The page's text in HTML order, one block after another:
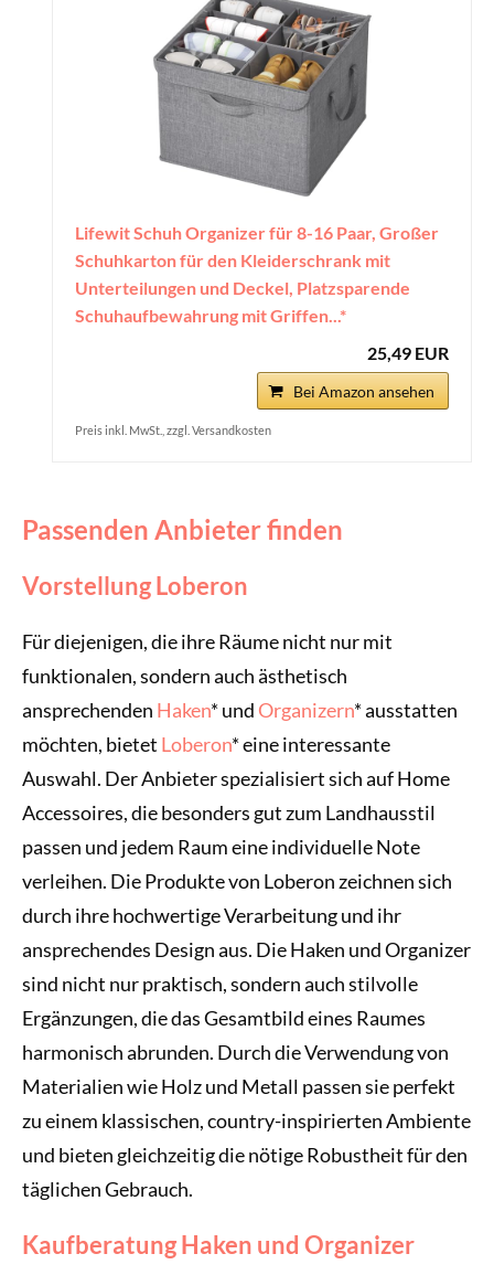
Lifewit Schuh Organizer für 8-16 Paar, Großer
Schuhkarton für den Kleiderschrank mit
Unterteilungen und Deckel, Platzsparende
Schuhaufbewahrung mit Griffen...*
25,49 EUR
Bei Amazon ansehen
Preis inkl. MwSt., zzgl. Versandkosten
Passenden Anbieter finden
Vorstellung Loberon
Für diejenigen, die ihre Räume nicht nur mit
funktionalen, sondern auch ästhetisch
ansprechenden Haken* und Organizern* ausstatten
möchten, bietet Loberon* eine interessante
Auswahl. Der Anbieter spezialisiert sich auf Home
Accessoires, die besonders gut zum Landhausstil
passen und jedem Raum eine individuelle Note
verleihen. Die Produkte von Loberon zeichnen sich
durch ihre hochwertige Verarbeitung und ihr
ansprechendes Design aus. Die Haken und Organizer
sind nicht nur praktisch, sondern auch stilvolle
Ergänzungen, die das Gesamtbild eines Raumes
harmonisch abrunden. Durch die Verwendung von
Materialien wie Holz und Metall passen sie perfekt
zu einem klassischen, country-inspirierten Ambiente
und bieten gleichzeitig die nötige Robustheit für den
täglichen Gebrauch.
Kaufberatung Haken und Organizer